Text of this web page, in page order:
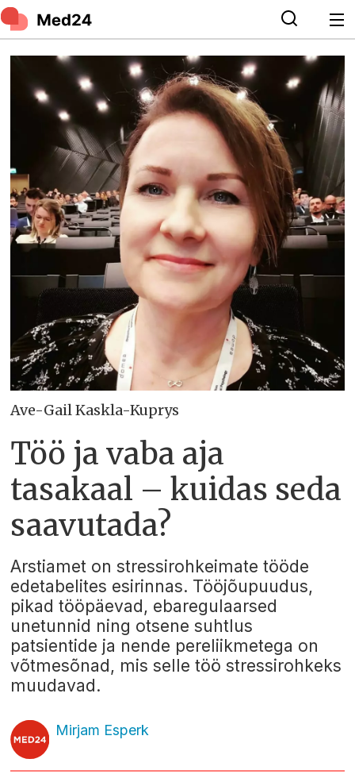
Ave-Gail Kaskla-Kuprys
Töö ja vaba aja
tasakaal – kuidas seda
saavutada?
Arstiamet on stressirohkeimate tööde
edetabelites esirinnas. Tööjõupuudus,
pikad tööpäevad, ebaregulaarsed
unetunnid ning otsene suhtlus
patsientide ja nende pereliikmetega on
võtmesõnad, mis selle töö stressirohkeks
muudavad.
Mirjam Esperk